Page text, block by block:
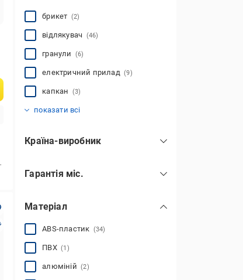
брикет (2)
відлякувач (46)
гранули (6)
електричний прилад(9)
капкан (3)
показати всі
Країна-виробник
Китай(40)
Словаччина
Україна(14)
показати всі
Гарантія міс.
Матеріал
ABS-пластик (34)
ПВХ(1)
алюміній(2)